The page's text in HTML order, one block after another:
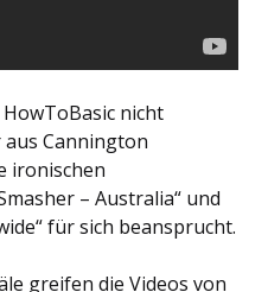
nicht
aus Cannington
ironischen
– Australia“ und
für sich beansprucht.
greifen die Videos von